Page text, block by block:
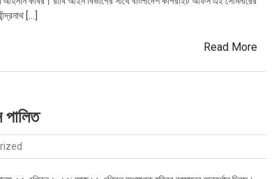
[…]
Read More
পালিত